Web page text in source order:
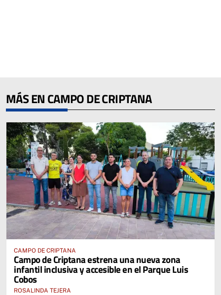
MÁS EN CAMPO DE CRIPTANA
CAMPO DE CRIPTANA
Campo de Criptana estrena una nueva zona
infantil inclusiva y accesible en el Parque Luis
Cobos
ROSALINDA TEJERA